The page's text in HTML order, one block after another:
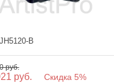
B
руб.
руб. Скидка 5%